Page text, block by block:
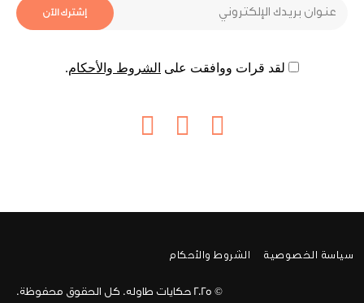
لقد قرات ووافقت على الشروط والأحكام.
سياسة الخصوصية الشروط والأحكام
© 2025 حكايات طاوله. كل الحقوق محفوظة.